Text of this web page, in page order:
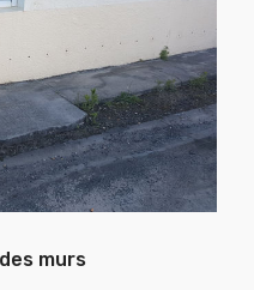
murs